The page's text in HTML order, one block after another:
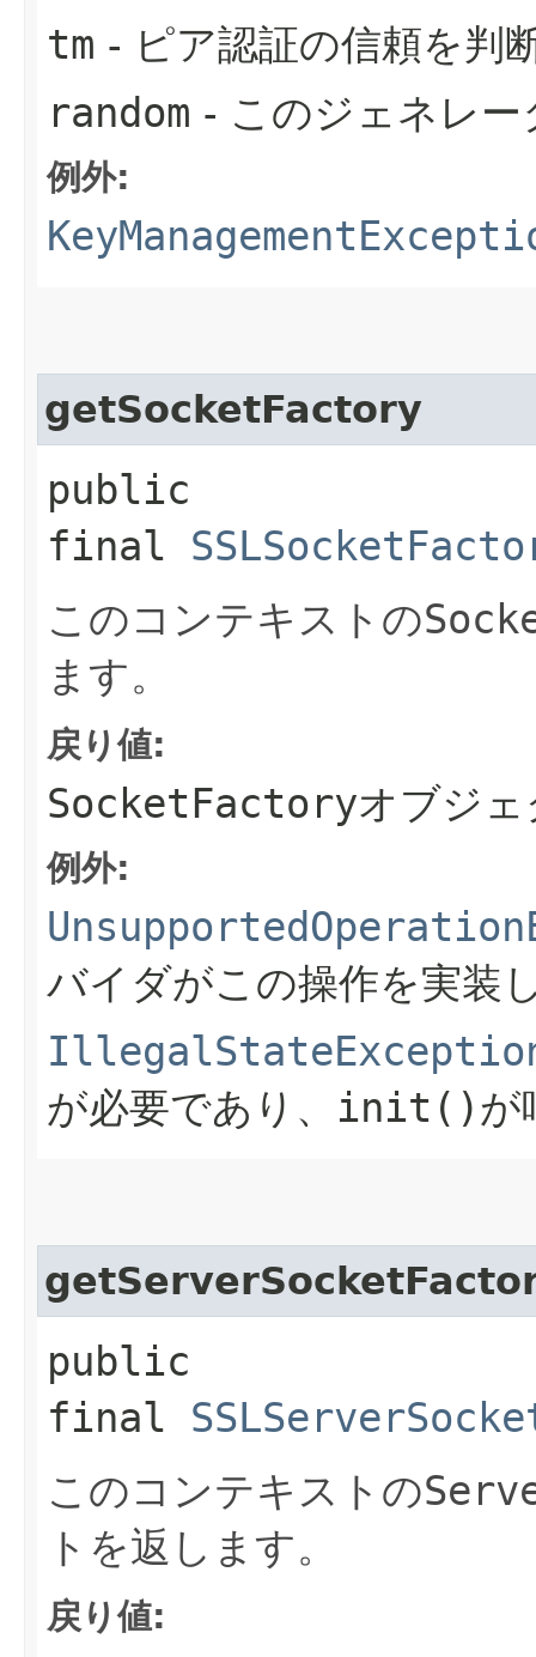
tm - ピア認証の信頼を判
random - このジェネレ
例外:
getSocketFactory
public
final
このコンテキストの
ます。
戻り値:
SocketFactoryオブジ
例外:
バイダがこの操作を実装
が必要であり、 init() が
public
final
このコンテキストの
トを返します。
戻り値: